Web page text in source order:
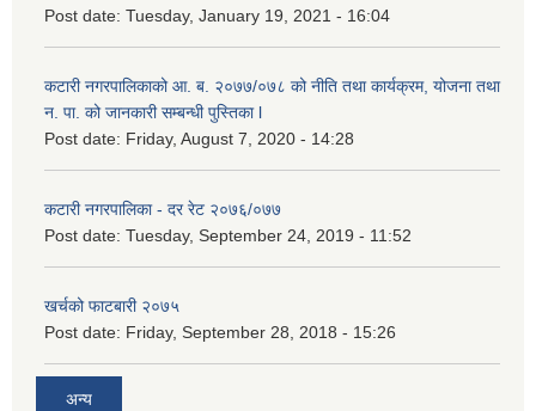
Post date: Tuesday, January 19, 2021 - 16:04
कटारी नगरपालिकाको आ. ब. २०७७/०७८ को नीति तथा कार्यक्रम, योजना तथा
न. पा. को जानकारी सम्बन्धी पुस्तिका l
Post date: Friday, August 7, 2020 - 14:28
कटारी नगरपालिका - दर रेट २०७६/०७७
Post date: Tuesday, September 24, 2019 - 11:52
खर्चको फाटबारी २०७५
Post date: Friday, September 28, 2018 - 15:26
अन्य